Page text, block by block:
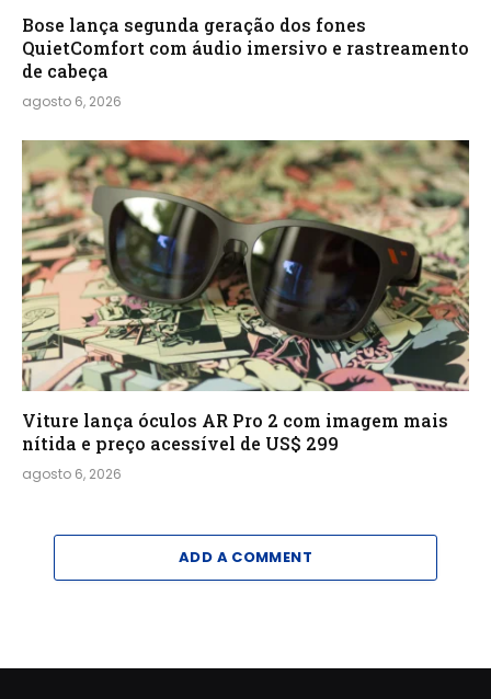
Bose lança segunda geração dos fones
QuietComfort com áudio imersivo e rastreamento
de cabeça
agosto 6, 2026
Viture lança óculos AR Pro 2 com imagem mais
nítida e preço acessível de US$ 299
agosto 6, 2026
ADD A COMMENT